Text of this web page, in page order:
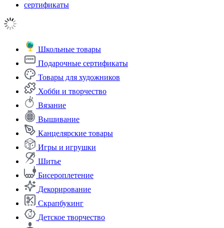
сертификаты
Школьные товары
Подарочные сертификаты
Товары для художников
Хобби и творчество
Вязание
Вышивание
Канцелярские товары
Игры и игрушки
Шитье
Бисероплетение
Декорирование
Скрапбукинг
Детское творчество